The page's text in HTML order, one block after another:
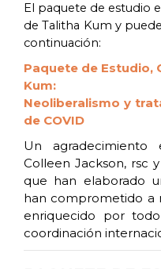
El paquete de estudio
de Talitha Kum y
continuación:
Paquete de Estudio,
Kum:
Neoliberalismo y
de COVID
Un
Colleen Jackson, rsc
que han elaborado
han comprometido a
enriquecido por
coordinación